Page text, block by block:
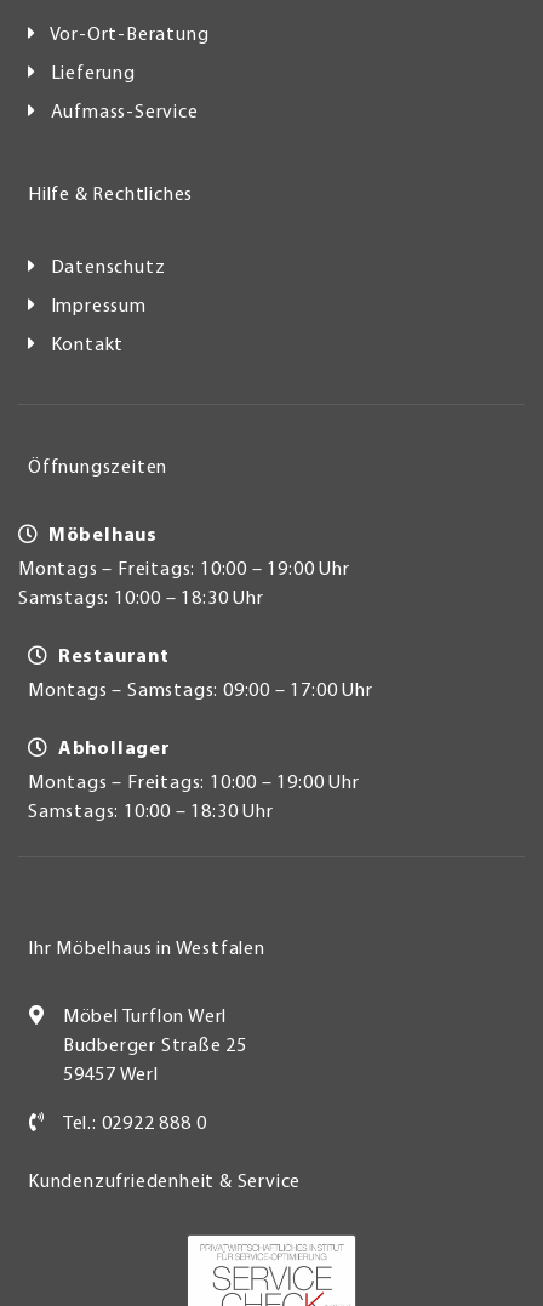
Vor-Ort-Beratung
Lieferung
Aufmass-Service
Hilfe & Rechtliches
Datenschutz
Impressum
Kontakt
Öffnungszeiten
Möbelhaus
Montags – Freitags: 10:00 – 19:00 Uhr
Samstags: 10:00 – 18:30 Uhr
Restaurant
Montags – Samstags: 09:00 – 17:00 Uhr
Abhollager
Montags – Freitags: 10:00 – 19:00 Uhr
Samstags: 10:00 – 18:30 Uhr
Ihr Möbelhaus in Westfalen
Möbel Turflon Werl
Budberger Straße 25
59457 Werl
Tel.: 02922 888 0
Kundenzufriedenheit & Service